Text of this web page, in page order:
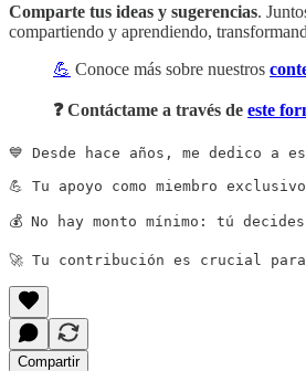
Comparte tus ideas y sugerencias.
compartiendo y aprendiendo,
💪 Conoce más sobre nuestros
❓ Contáctame a través de este
💙 Desde hace años, me dedico
💪 Tu apoyo como miembro
💰 No hay monto mínimo: tú
🚀 Tu contribución es crucial
Compartir